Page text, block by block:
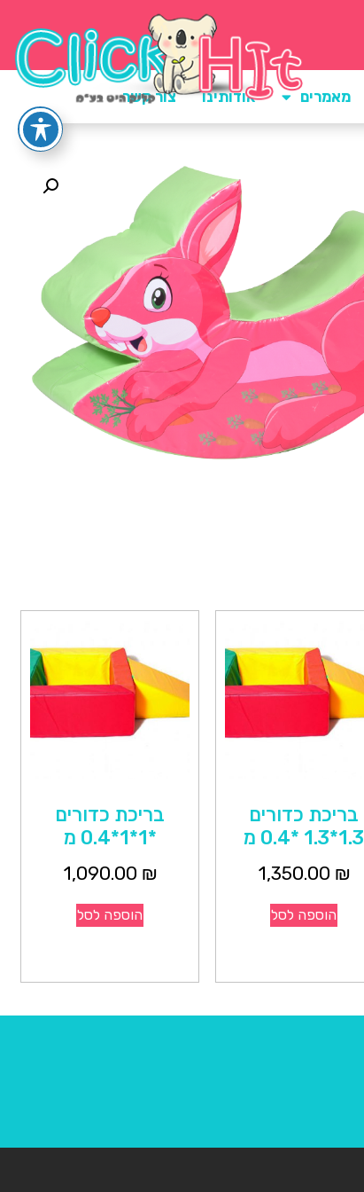
מאמרים אודותינו צור קשר
בריכת כדורים
1.3*1.3 *0.4 מ
1,350.00 ₪
הוספה לסל
בריכת כדורים
*1*1*0.4 מ
1,090.00 ₪
הוספה לסל